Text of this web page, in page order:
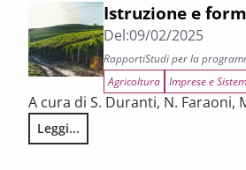
Istruzione e
Del:09/02/2025
RapportiStudi per la
Agricoltura Imprese e
A cura di S. Duranti, N. Faraoni,
Leggi...
Istruzione e formazione per